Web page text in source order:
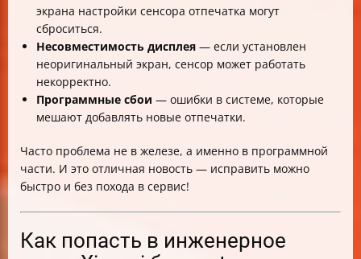
экрана настройки сенсора отпечатка могут
сброситься.
Несовместимость дисплея — если установлен
неоригинальный экран, сенсор может работать
некорректно.
Программные сбои — ошибки в системе, которые
мешают добавлять новые отпечатки.
Часто проблема не в железе, а именно в программной
части. И это отличная новость — исправить можно
быстро и без похода в сервис!
Как попасть в инженерное